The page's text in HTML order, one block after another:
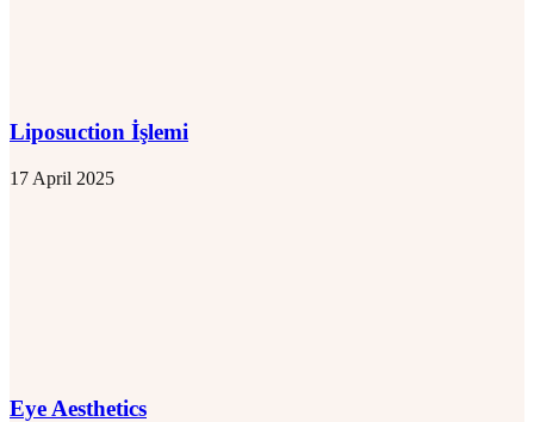
Liposuction İşlemi
17 April 2025
Eye Aesthetics